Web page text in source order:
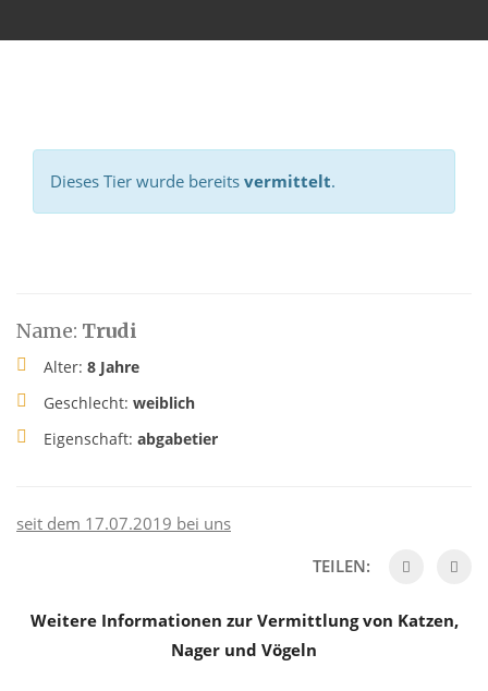
Dieses Tier wurde bereits vermittelt.
Name: Trudi
Alter: 8 Jahre
Geschlecht: weiblich
Eigenschaft: abgabetier
seit dem 17.07.2019 bei uns
TEILEN:
Weitere Informationen zur Vermittlung von Katzen,
Nager und Vögeln